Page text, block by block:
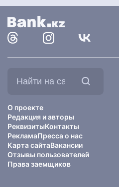
О проекте
Редакция и авторы
РеквизитыКонтакты
РекламаПресса о нас
Карта сайтаВакансии
Отзывы пользователей
Права заемщиков